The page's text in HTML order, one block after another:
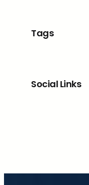
Tags
Social Links